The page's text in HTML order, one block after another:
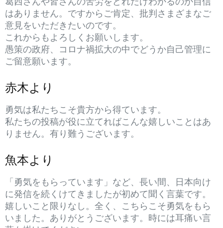
はありません。ですからご肯定、批判さまざまなご
意見をいただきたいのです。
これからもよろしくお願いします。
愚策の政府、コロナ禍拡大の中でどうか自己管理に
ご留意願います。
赤木より
勇気は私たちこそ貴方から得ています。
私たちの投稿が役に立てればこんな嬉しいことはあ
りません。有り難うございます。
魚本より
「勇気をもらっています」など、長い間、日本向け
に発信を続くけてきましたが初めて聞く言葉です。
嬉しいこと限りなし。全く、こちらこそ勇気をもら
いました。ありがとうございます。時には耳痛い言